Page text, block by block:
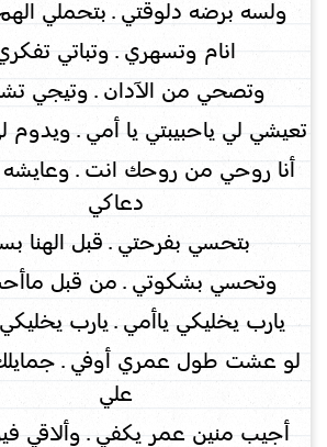
ولسه برضه دلوقتي ـ بتحملي
انام وتسهري ـ وتباتي
وتصحي من الآدان ـ وتيجي
تعيشي لي ياحبيبتي يا أمي ـ ويدوم
أنا روحي من روحك انت ـ
دعاكي
بتحسي بفرحتي ـ قبل الهنا
وتحسي بشكوتي ـ من قبل
يارب يخليكي ياأمي ـ يارب
لو عشت طول عمري أوفي ـ جمايلك
علي
أجيب منين عمر يكفي ـ وألاقي